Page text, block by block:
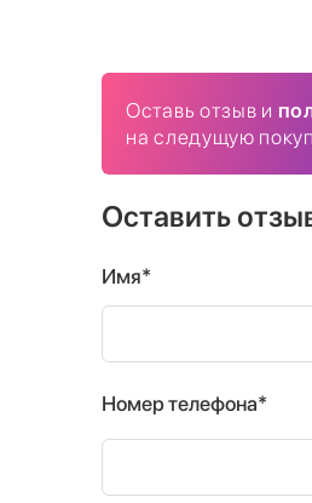
Оставь отзыв и
на следущую
Оставить
Имя*
Номер телефона*